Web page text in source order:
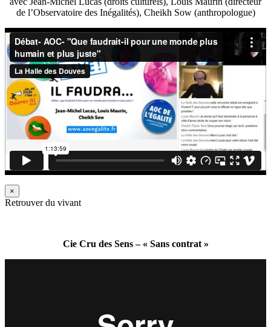
de l’Observatoire des Inégalités), Cheikh Sow (anthropologue)
×
Retrouver du vivant
Cie Cru des Sens – « Sans contrat »